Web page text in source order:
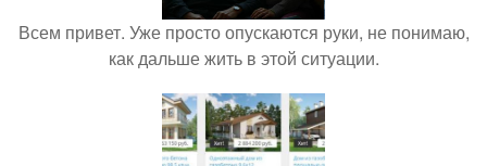
Всем привет. Уже просто опускаются руки, не понимаю,
как дальше жить в этой ситуации.